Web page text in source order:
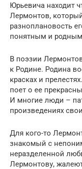
Юрьевича находит
Лермонтов,
разноплановость
понятным и родным
В поэзии
к Родине. Родина
красках и
поет о ее
И многие люди –
произведениях
Для кого-то
знакомый с
неразделенной
Лермонтову,